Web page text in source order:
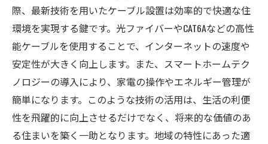
際、最新技術を用いたケーブル設置は効率的で快適な住
環境を実現する鍵です。光ファイバーやCAT6Aなどの高性
能ケーブルを使用することで、インターネットの速度や
安定性が大きく向上します。また、スマートホームテク
ノロジーの導入により、家電の操作やエネルギー管理が
簡単になります。このような技術の活用は、生活の利便
性を飛躍的に向上させるだけでなく、将来的な価値のあ
る住まいを築く一助となります。地域の特性にあった適